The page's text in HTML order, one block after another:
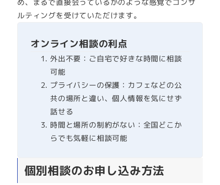
め、まるで直接会っているかのような感覚でコンサ
ルティングを受けていただけます。
オンライン相談の利点
外出不要：ご自宅で好きな時間に相談
可能
プライバシーの保護：カフェなどの公
共の場所と違い、個人情報を気にせず
話せる
時間と場所の制約がない：全国どこか
らでも気軽に相談可能
個別相談のお申し込み方法